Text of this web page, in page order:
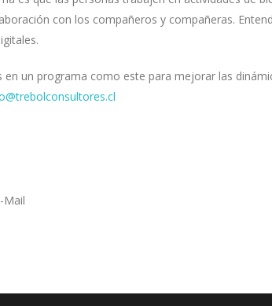
con los compañeros y compañeras.
un programa como este para mejorar las
Mail